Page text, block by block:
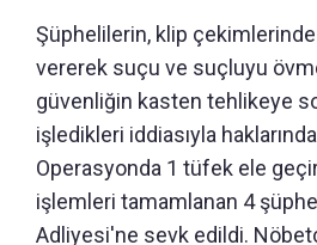
Şüphelilerin, klip
vererek suçu ve suçluyu
güvenliğin kasten tehlikeye
işledikleri iddiasıyla
Operasyonda 1 tüfek ele
işlemleri tamamlanan 4
Adliyesi'ne sevk edildi.